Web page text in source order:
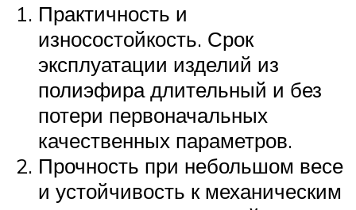
Практичность и
износостойкость. Срок
эксплуатации изделий из
полиэфира длительный и без
потери первоначальных
качественных параметров.
Прочность при небольшом весе
и устойчивость к механическим